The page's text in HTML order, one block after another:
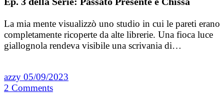
La mia mente visualizzò uno studio in cui le pareti erano
completamente ricoperte da alte librerie. Una fioca luce
giallognola rendeva visibile una scrivania di…
azzy 05/09/2023
2 Comments